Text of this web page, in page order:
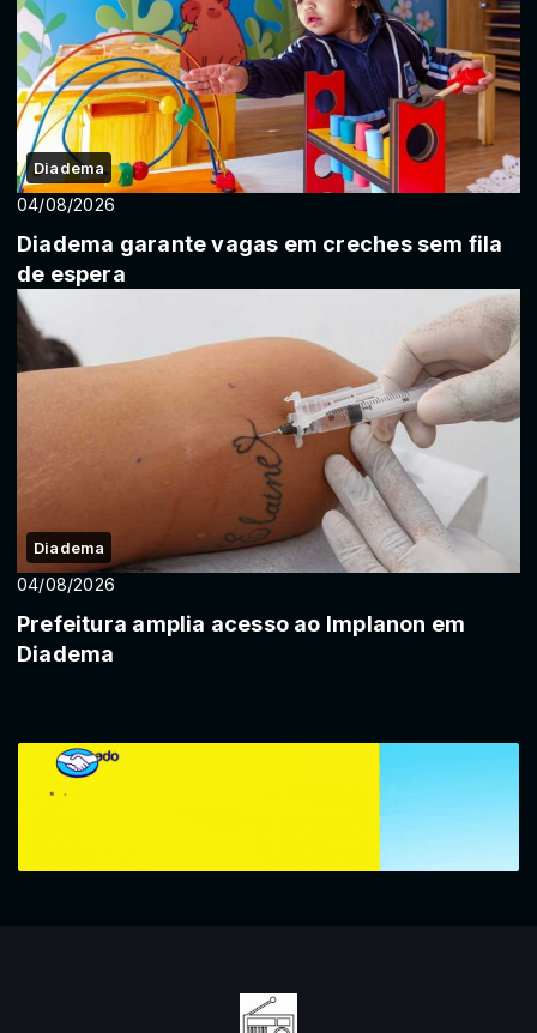
Diadema
04/08/2026
Diadema garante vagas em creches sem fila
de espera
Diadema
04/08/2026
Prefeitura amplia acesso ao Implanon em
Diadema